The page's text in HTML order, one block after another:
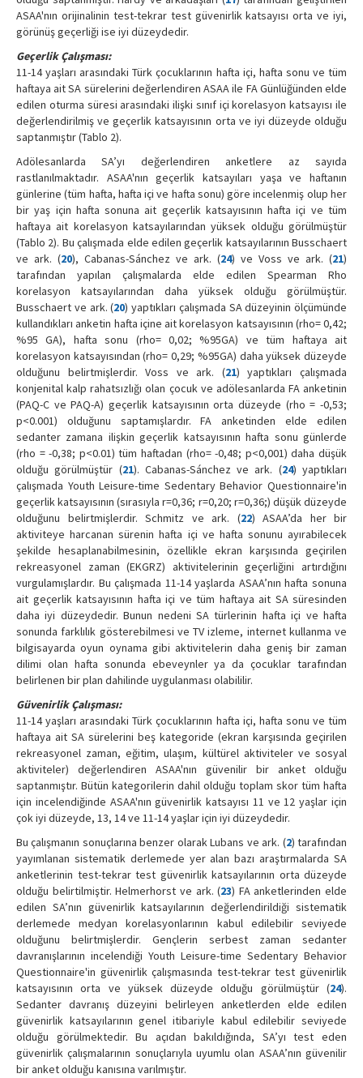
ASAA'nın orijinalinin test-tekrar test güvenirlik katsayısı orta ve iyi,
görünüş geçerliği ise iyi düzeydedir.
Geçerlik Çalışması:
11-14 yaşları arasındaki Türk çocuklarının hafta içi, hafta sonu ve tüm
haftaya ait SA sürelerini değerlendiren ASAA ile FA Günlüğünden elde
edilen oturma süresi arasındaki ilişki sınıf içi korelasyon katsayısı ile
değerlendirilmiş ve geçerlik katsayısının orta ve iyi düzeyde olduğu
saptanmıştır (Tablo 2).
Adölesanlarda SA’yı değerlendiren anketlere az sayıda
rastlanılmaktadır. ASAA'nın geçerlik katsayıları yaşa ve haftanın
günlerine (tüm hafta, hafta içi ve hafta sonu) göre incelenmiş olup her
bir yaş için hafta sonuna ait geçerlik katsayısının hafta içi ve tüm
haftaya ait korelasyon katsayılarından yüksek olduğu görülmüştür
(Tablo 2). Bu çalışmada elde edilen geçerlik katsayılarının Busschaert
ve ark. (20), Cabanas-Sánchez ve ark. (24) ve Voss ve ark. (21)
tarafından yapılan çalışmalarda elde edilen Spearman Rho
korelasyon katsayılarından daha yüksek olduğu görülmüştür.
Busschaert ve ark. (20) yaptıkları çalışmada SA düzeyinin ölçümünde
kullandıkları anketin hafta içine ait korelasyon katsayısının (rho= 0,42;
%95 GA), hafta sonu (rho= 0,02; %95GA) ve tüm haftaya ait
korelasyon katsayısından (rho= 0,29; %95GA) daha yüksek düzeyde
olduğunu belirtmişlerdir. Voss ve ark. (21) yaptıkları çalışmada
konjenital kalp rahatsızlığı olan çocuk ve adölesanlarda FA anketinin
(PAQ-C ve PAQ-A) geçerlik katsayısının orta düzeyde (rho = -0,53;
p<0.001) olduğunu saptamışlardır. FA anketinden elde edilen
sedanter zamana ilişkin geçerlik katsayısının hafta sonu günlerde
(rho = -0,38; p<0.01) tüm haftadan (rho= -0,48; p<0,001) daha düşük
olduğu görülmüştür (21). Cabanas-Sánchez ve ark. (24) yaptıkları
çalışmada Youth Leisure-time Sedentary Behavior Questionnaire'in
geçerlik katsayısının (sırasıyla r=0,36; r=0,20; r=0,36;) düşük düzeyde
olduğunu belirtmişlerdir. Schmitz ve ark. (22) ASAA’da her bir
aktiviteye harcanan sürenin hafta içi ve hafta sonunu ayırabilecek
şekilde hesaplanabilmesinin, özellikle ekran karşısında geçirilen
rekreasyonel zaman (EKGRZ) aktivitelerinin geçerliğini artırdığını
vurgulamışlardır. Bu çalışmada 11-14 yaşlarda ASAA’nın hafta sonuna
ait geçerlik katsayısının hafta içi ve tüm haftaya ait SA süresinden
daha iyi düzeydedir. Bunun nedeni SA türlerinin hafta içi ve hafta
sonunda farklılık gösterebilmesi ve TV izleme, internet kullanma ve
bilgisayarda oyun oynama gibi aktivitelerin daha geniş bir zaman
dilimi olan hafta sonunda ebeveynler ya da çocuklar tarafından
belirlenen bir plan dahilinde uygulanması olabililir.
Güvenirlik Çalışması:
11-14 yaşları arasındaki Türk çocuklarının hafta içi, hafta sonu ve tüm
haftaya ait SA sürelerini beş kategoride (ekran karşısında geçirilen
rekreasyonel zaman, eğitim, ulaşım, kültürel aktiviteler ve sosyal
aktiviteler) değerlendiren ASAA'nın güvenilir bir anket olduğu
saptanmıştır. Bütün kategorilerin dahil olduğu toplam skor tüm hafta
için incelendiğinde ASAA'nın güvenirlik katsayısı 11 ve 12 yaşlar için
çok iyi düzeyde, 13, 14 ve 11-14 yaşlar için iyi düzeydedir.
Bu çalışmanın sonuçlarına benzer olarak Lubans ve ark. (2) tarafından
yayımlanan sistematik derlemede yer alan bazı araştırmalarda SA
anketlerinin test-tekrar test güvenirlik katsayılarının orta düzeyde
olduğu belirtilmiştir. Helmerhorst ve ark. (23) FA anketlerinden elde
edilen SA’nın güvenirlik katsayılarının değerlendirildiği sistematik
derlemede medyan korelasyonlarının kabul edilebilir seviyede
olduğunu belirtmişlerdir. Gençlerin serbest zaman sedanter
davranışlarının incelendiği Youth Leisure-time Sedentary Behavior
Questionnaire'in güvenirlik çalışmasında test-tekrar test güvenirlik
katsayısının orta ve yüksek düzeyde olduğu görülmüştür (24).
Sedanter davranış düzeyini belirleyen anketlerden elde edilen
güvenirlik katsayılarının genel itibariyle kabul edilebilir seviyede
olduğu görülmektedir. Bu açıdan bakıldığında, SA’yı test eden
güvenirlik çalışmalarının sonuçlarıyla uyumlu olan ASAA’nın güvenilir
bir anket olduğu kanısına varılmıştır.